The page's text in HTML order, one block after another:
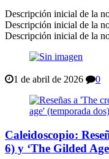
Descripción inicial de la
Descripción inicial de la
Descripción inicial de la
1 de abril de 2026 0
Caleidoscopio:
6) y ‘The Gilded